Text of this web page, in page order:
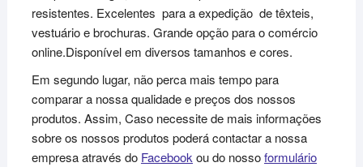
resistentes. Excelentes para a expedição de têxteis,
vestuário e brochuras. Grande opção para o comércio
online.Disponível em diversos tamanhos e cores.
Em segundo lugar, não perca mais tempo para
comparar a nossa qualidade e preços dos nossos
produtos. Assim, Caso necessite de mais informações
sobre os nossos produtos poderá contactar a nossa
empresa através do Facebookou do nossoformulário